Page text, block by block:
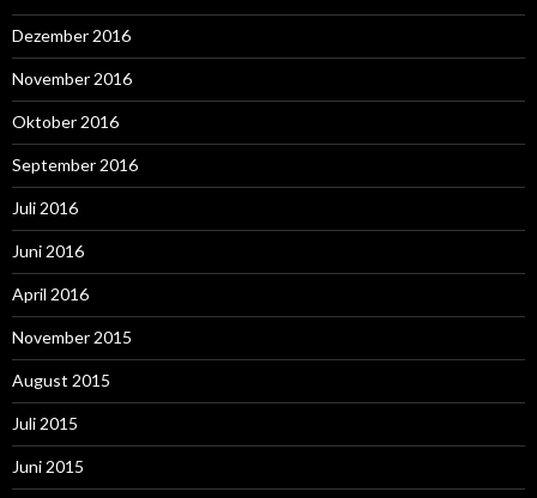
Dezember 2016
November 2016
Oktober 2016
September 2016
Juli 2016
Juni 2016
April 2016
November 2015
August 2015
Juli 2015
Juni 2015